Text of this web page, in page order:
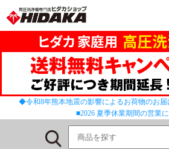
◆令和8年熊本地震の影響によるお荷物のお
■2026 夏季休業期間の営業